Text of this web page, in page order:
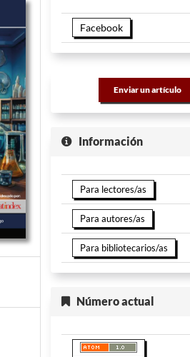
Facebook
Enviar un artículo
Información
Para lectores/as
Para autores/as
Para bibliotecarios/as
Número actual